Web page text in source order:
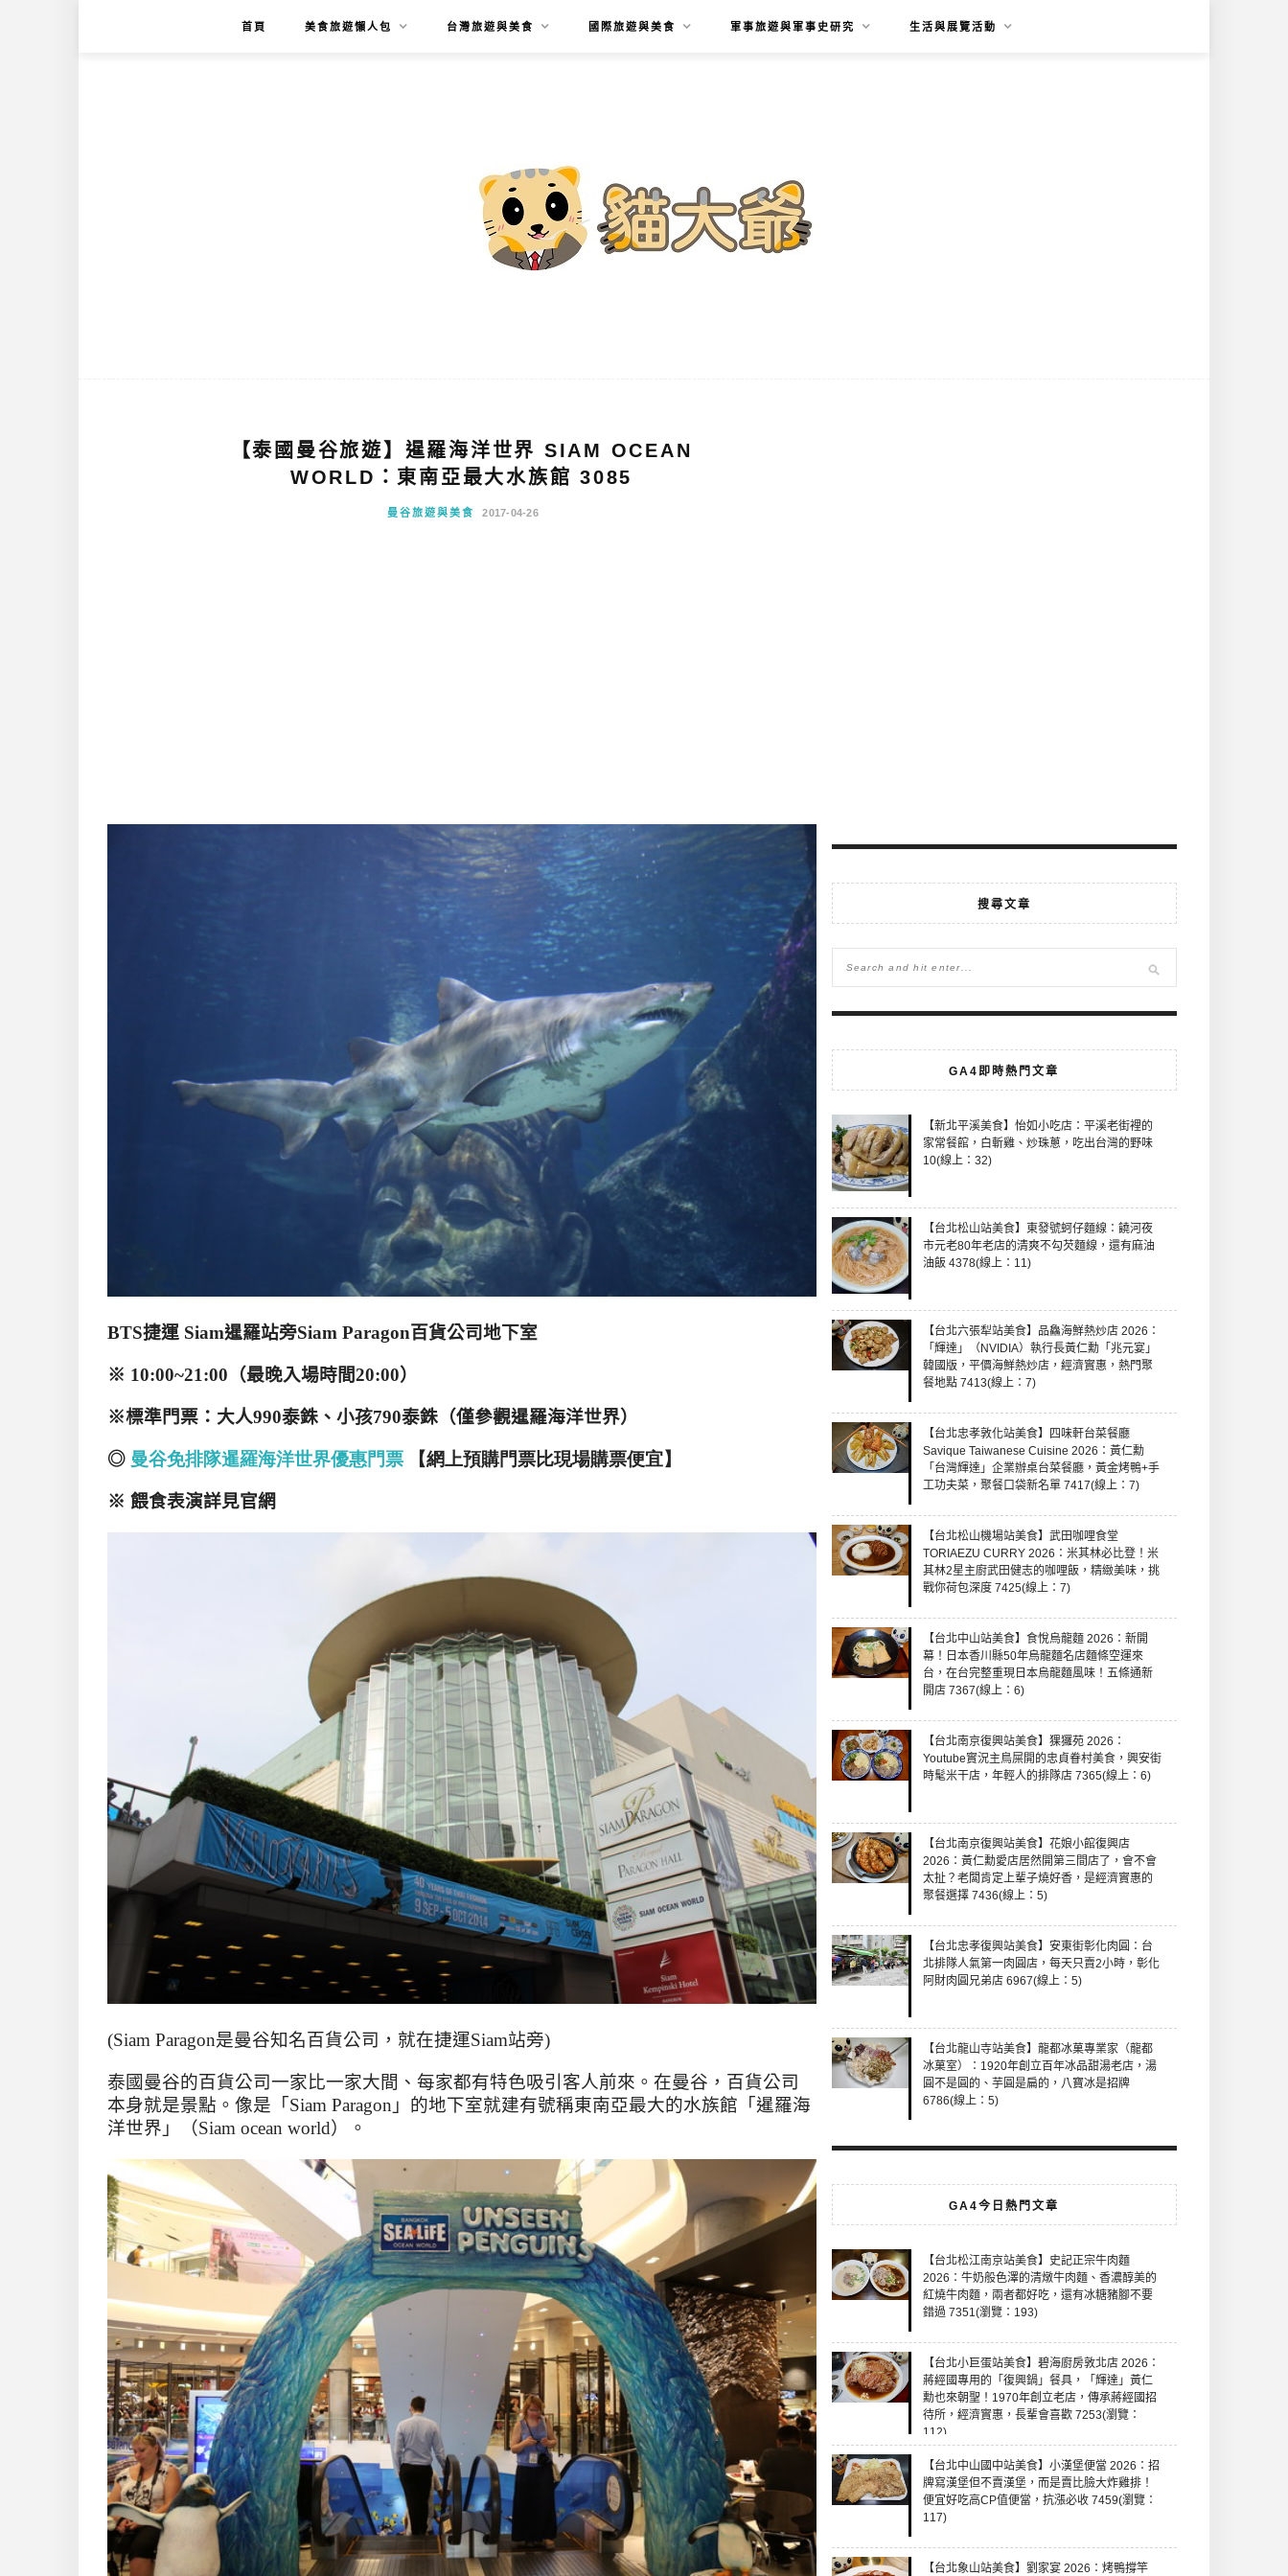
首頁 美食旅遊懶人包 台灣旅遊與美食 國際旅遊與美食 軍事旅遊與軍事史研究 生活與展覽活動
【泰國曼谷旅遊】暹羅海洋世界 SIAM OCEAN
WORLD：東南亞最大水族館 3085
曼谷旅遊與美食 2017-04-26
BTS捷運Siam暹羅站旁Siam Paragon百貨公司地下室
※ 10:00~21:00 （最晚入場時間20:00）
※標準門票：大人990泰銖、小孩790泰銖（僅參觀暹羅海洋世界）
◎ 曼谷免排隊暹羅海洋世界優惠門票 【網上預購門票比現場購票便宜】
※ 餵食表演詳見官網
(Siam Paragon是曼谷知名百貨公司，就在捷運Siam站旁)
泰國曼谷的百貨公司一家比一家大間、每家都有特色吸引客人前來。在曼谷，百貨公司
本身就是景點。像是「 Siam Paragon 」的地下室就建有號稱東南亞最大的水族館「暹羅海
洋世界」（Siam ocean world）。
搜尋文章
GA4即時熱門文章
【新北平溪美食】怡如小吃店：平溪老街裡的
家常餐館，白斬雞、炒珠蔥，吃出台灣的野味
10(線上：32)
【台北松山站美食】東發號蚵仔麵線：饒河夜
市元老80年老店的清爽不勾芡麵線，還有麻油
油飯 4378(線上：11)
【台北六張犁站美食】品鱻海鮮熱炒店 2026：
「輝達」（NVIDIA）執行長黃仁勳「兆元宴」
韓國版，平價海鮮熱炒店，經濟實惠，熱門聚
餐地點 7413(線上：7)
【台北忠孝敦化站美食】四味軒台菜餐廳
Savique Taiwanese Cuisine 2026：黃仁勳
「台灣輝達」企業辦桌台菜餐廳，黃金烤鴨+手
工功夫菜，聚餐口袋新名單 7417(線上：7)
【台北松山機場站美食】武田咖哩食堂
TORIAEZU CURRY 2026：米其林必比登！米
其林2星主廚武田健志的咖哩飯，精緻美味，挑
戰你荷包深度 7425(線上：7)
【台北中山站美食】食悅烏龍麵 2026：新開
幕！日本香川縣50年烏龍麵名店麵條空運來
台，在台完整重現日本烏龍麵風味！五條通新
開店 7367(線上：6)
【台北南京復興站美食】猓玀苑 2026：
Youtube實況主鳥屎開的忠貞眷村美食，興安街
時髦米干店，年輕人的排隊店 7365(線上：6)
【台北南京復興站美食】花娘小館復興店
2026：黃仁勳愛店居然開第三間店了，會不會
太扯？老闆肯定上輩子燒好香，是經濟實惠的
聚餐選擇 7436(線上：5)
【台北忠孝復興站美食】安東街彰化肉圓：台
北排隊人氣第一肉圓店，每天只賣2小時，彰化
阿財肉圓兄弟店 6967(線上：5)
【台北龍山寺站美食】龍都冰菓專業家（龍都
冰菓室）：1920年創立百年冰品甜湯老店，湯
圓不是圓的、芋圓是扁的，八寶冰是招牌
6786(線上：5)
GA4今日熱門文章
【台北松江南京站美食】史記正宗牛肉麵
2026：牛奶般色澤的清燉牛肉麵、香濃醇美的
紅燒牛肉麵，兩者都好吃，還有冰糖豬腳不要
錯過 7351(瀏覽：193)
【台北小巨蛋站美食】碧海廚房敦北店 2026：
蔣經國專用的「復興鍋」餐具，「輝達」黃仁
勳也來朝聖！1970年創立老店，傳承蔣經國招
待所，經濟實惠，長輩會喜歡 7253(瀏覽：
112)
【台北中山國中站美食】小漢堡便當 2026：招
牌寫漢堡但不賣漢堡，而是賣比臉大炸雞排！
便宜好吃高CP值便當，抗漲必收 7459(瀏覽：
117)
【台北象山站美食】劉家宴 2026：烤鴨撐竿